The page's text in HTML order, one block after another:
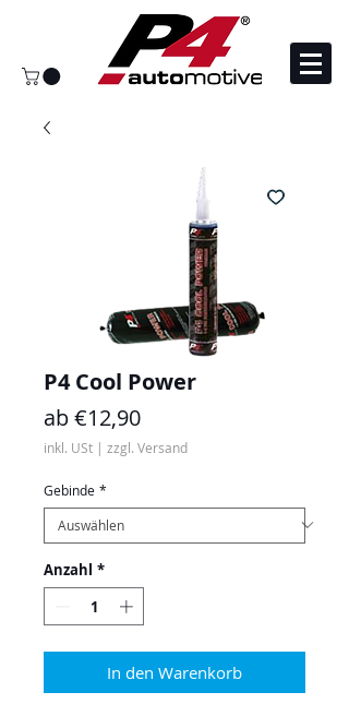
P4 Cool Power
ab€12,90Sale-
Preis
inkl. USt | zzgl. Versand
Gebinde *
Anzahl *
In den Warenkorb